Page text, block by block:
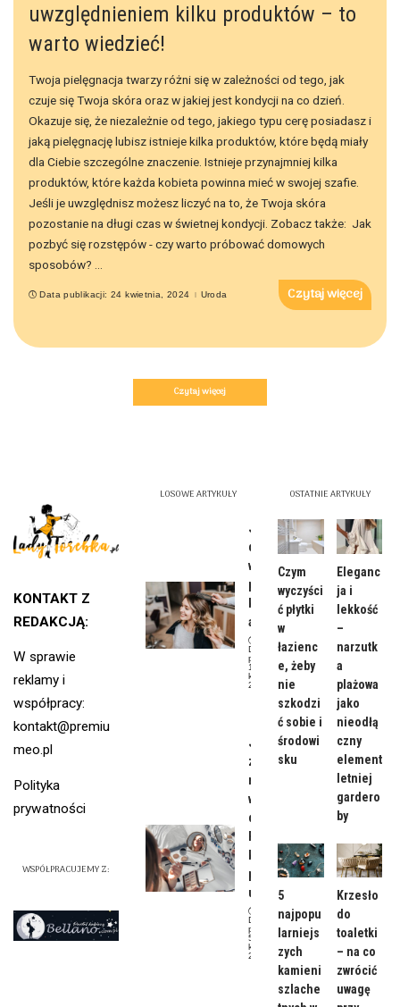
uwzględnieniem kilku produktów – to
warto wiedzieć!
Twoja pielęgnacja twarzy różni się w zależności od tego, jak
czuje się Twoja skóra oraz w jakiej jest kondycji na co dzień.
Okazuje się, że niezależnie od tego, jakiego typu cerę posiadasz i
jaką pielęgnację lubisz istnieje kilka produktów, które będą miały
dla Ciebie szczególne znaczenie. Istnieje przynajmniej kilka
produktów, które każda kobieta powinna mieć w swojej szafie.
Jeśli je uwzględnisz możesz liczyć na to, że Twoja skóra
pozostanie na długi czas w świetnej kondycji. Zobacz także: Jak
pozbyć się rozstępów - czy warto próbować domowych
sposobów?
Data publikacji: 24 kwietnia, 2024 Uroda Czytaj więcej
Czytaj więcej
KONTAKT Z
REDAKCJĄ:
W sprawie
reklamy i
współpracy:
kontakt@premiu
meo.pl
Polityka
prywatności
WSPÓŁPRACUJEMY Z:
LOSOWE ARTYKUŁY
Jak
dbać o
włosy
po
koloryz
acji?
Data
publikacji:
19
kwietnia,
2024
Uroda
Jak
zrobić
makjiaż
w
domu?
początk
ujących
Data
publikacji:
5
kwietnia,
2024
Uroda
OSTATNIE ARTYKUŁY
Czym
wyczyści
ć płytki
w
łazienc
e, żeby
nie
szkodzi
ć sobie i
środowi
sku
Eleganc
ja i
lekkość
–
narzutk
a
plażowa
jako
nieodłą
czny
element
letniej
gardero
by
5
najpopu
larniejs
zych
kamieni
szlache
Krzesło
do
toaletki
– na co
zwrócić
uwagę